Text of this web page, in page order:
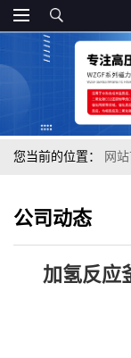
您当前的位置： 网
公司动态
加氢反应